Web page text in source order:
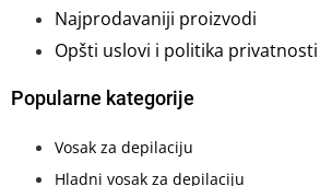
Najprodavaniji proizvodi
Opšti uslovi i politika privatnosti
Popularne kategorije
Vosak za depilaciju
Hladni vosak za depilaciju